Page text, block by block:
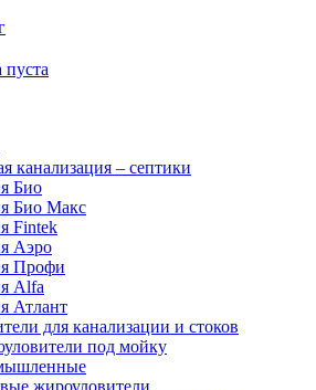
канализация – септики
Био
Био Макс
Fintek
Аэро
Профи
Alfa
Атлант
для канализации и стоков
под мойку
жироуловители